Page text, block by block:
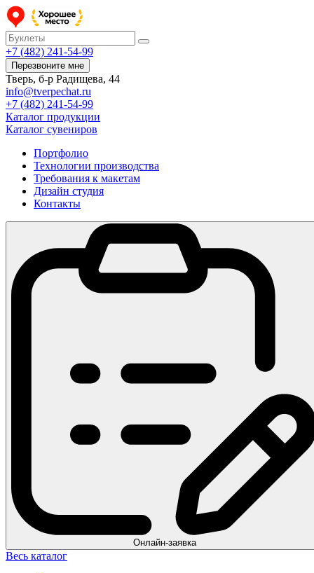
+7 (482) 241-54-99
Перезвоните мне
Тверь, б-р Радищева, 44
info@tverpechat.ru
+7 (482) 241-54-99
Каталог продукции
Каталог сувениров
Портфолио
Технологии производства
Требования к макетам
Дизайн студия
Контакты
Онлайн-заявка
Весь каталог